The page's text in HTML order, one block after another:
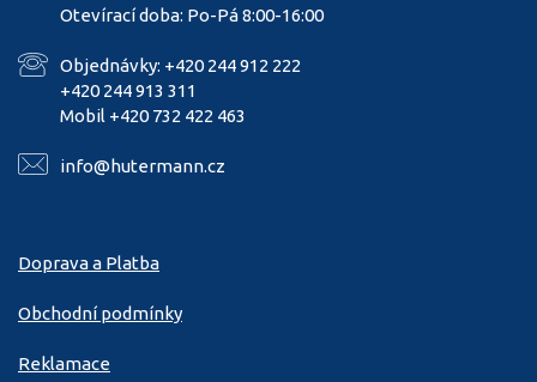
Otevírací doba: Po-Pá 8:00-16:00
Objednávky: +420 244 912 222
+420 244 913 311
Mobil +420 732 422 463
info@hutermann.cz
Doprava a Platba
Obchodní podmínky
Reklamace